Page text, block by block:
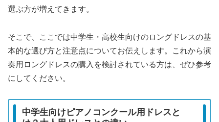
選ぶ方が増えてきます。
そこで、ここでは中学生・高校生向けのロングドレスの基
本的な選び方と注意点についてお伝えします。これから演
奏用ロングドレスの購入を検討されている方は、ぜひ参考
にしてください。
中学生向けピアノコンクール用ドレスと